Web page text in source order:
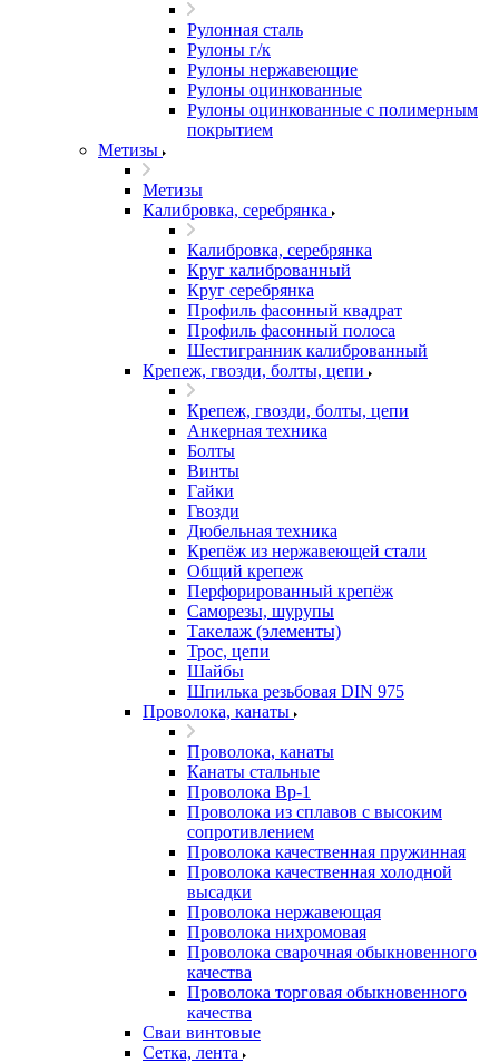
Рулонная сталь
Рулоны г/к
Рулоны нержавеющие
Рулоны оцинкованные
Рулоны оцинкованные с полимерным
покрытием
Метизы
Метизы
Калибровка, серебрянка
Калибровка, серебрянка
Круг калиброванный
Круг серебрянка
Профиль фасонный квадрат
Профиль фасонный полоса
Шестигранник калиброванный
Крепеж, гвозди, болты, цепи
Крепеж, гвозди, болты, цепи
Анкерная техника
Болты
Винты
Гайки
Гвозди
Дюбельная техника
Крепёж из нержавеющей стали
Общий крепеж
Перфорированный крепёж
Саморезы, шурупы
Такелаж (элементы)
Трос, цепи
Шайбы
Шпилька резьбовая DIN 975
Проволока, канаты
Проволока, канаты
Канаты стальные
Проволока Вр-1
Проволока из сплавов с высоким
сопротивлением
Проволока качественная пружинная
Проволока качественная холодной
высадки
Проволока нержавеющая
Проволока нихромовая
Проволока сварочная обыкновенного
качества
Проволока торговая обыкновенного
качества
Сваи винтовые
Сетка, лента